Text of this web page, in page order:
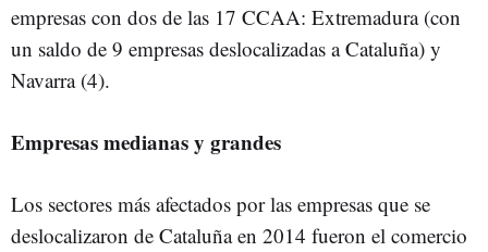
empresas con dos de las 17 CCAA: Extremadura (con
un saldo de 9 empresas deslocalizadas a Cataluña) y
Navarra (4).
Empresas medianas y grandes
Los sectores más afectados por las empresas que se
deslocalizaron de Cataluña en 2014 fueron el comercio